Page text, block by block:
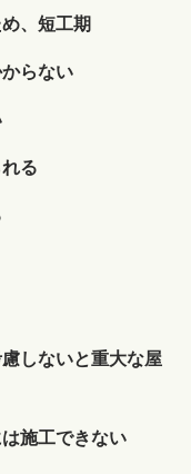
、短工期
らない
る
しないと重大な屋
施工できない